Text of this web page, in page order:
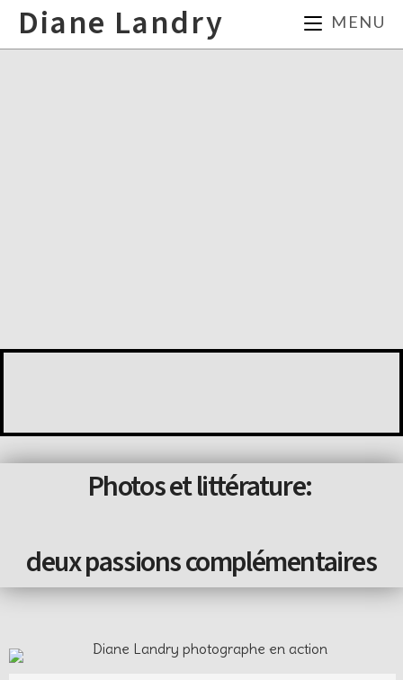
Diane Landry MENU
Photos et littérature:
deux passions complémentaires